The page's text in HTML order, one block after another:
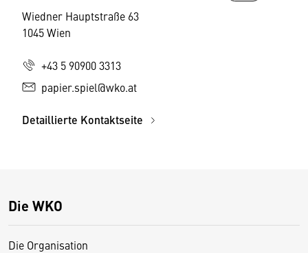
Wiedner Hauptstraße 63
1045 Wien
+43 5 90900 3313
papier.spiel@wko.at
Detaillierte Kontaktseite
Die WKO
Die Organisation